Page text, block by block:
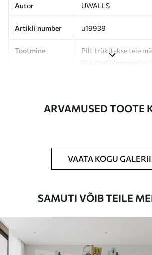
Autor UWALLS
Artikli number u19938
Tootmine
Pilt trükitakse teie
lõigatud ühesuguste
Saadaolevad materjalid
44.98
ARVAMUSED TOOTE
VAATA KOGU
SAMUTI VÕIB TEILE